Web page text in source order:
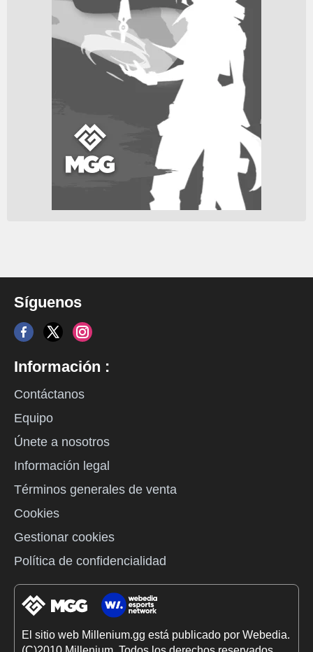
Síguenos
Información :
Contáctanos
Equipo
Únete a nosotros
Información legal
Términos generales de venta
Cookies
Gestionar cookies
Política de confidencialidad
El sitio web Millenium.gg está publicado por Webedia.